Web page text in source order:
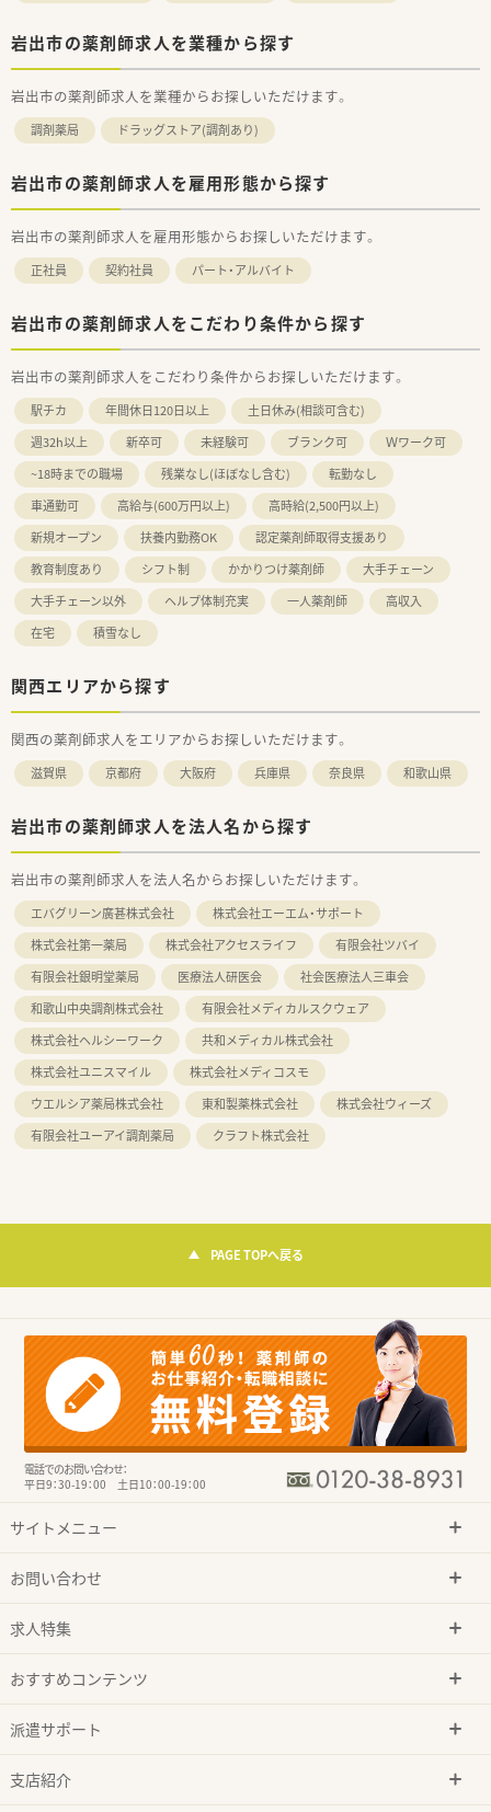
岩出市の薬剤師求人を業種から探す
岩出市の薬剤師求人を業種からお探しいただけます。
調剤薬局 ドラッグストア(調剤あり)
岩出市の薬剤師求人を雇用形態から探す
岩出市の薬剤師求人を雇用形態からお探しいただけます。
正社員 契約社員 パート・アルバイト
岩出市の薬剤師求人をこだわり条件から探す
岩出市の薬剤師求人をこだわり条件からお探しいただけます。
駅チカ 年間休日120日以上
土日休み(相談可含む)
週32h以上
新卒可 未経験可 ブランク可
Ｗワーク可
~18時までの職場
残業なし(ほぼなし含む)
転勤なし
車通勤可
高給与(600万円以上)
高時給(2,500円以上)
新規オープン
扶養内勤務OK
認定薬剤師取得支援あり
教育制度あり
シフト制 かかりつけ薬剤師
大手チェーン
大手チェーン以外
ヘルプ体制充実 一人薬剤師
高収入
在宅
積雪なし
関西エリアから探す
関西の薬剤師求人をエリアからお探しいただけます。
滋賀県 京都府 大阪府 兵庫県 奈良県 和歌山県
岩出市の薬剤師求人を法人名から探す
岩出市の薬剤師求人を法人名からお探しいただけます。
エバグリーン廣甚株式会社
株式会社エーエム・サポート
株式会社第一薬局
株式会社アクセスライフ
有限会社ツバイ
有限会社銀明堂薬局
医療法人研医会
社会医療法人三車会
和歌山中央調剤株式会社
有限会社メディカルスクウェア
株式会社ヘルシーワーク
共和メディカル株式会社
株式会社ユニスマイル
株式会社メディコスモ
ウエルシア薬局株式会社
東和製薬株式会社
株式会社ウィーズ
有限会社ユーアイ調剤薬局
クラフト株式会社
PAGE TOPへ戻る
電話でのお問い合わせ：
平日9：30-19：00 土日10：00-19：00
サイトメニュー
お問い合わせ
求人特集
おすすめコンテンツ
派遣サポート
支店紹介